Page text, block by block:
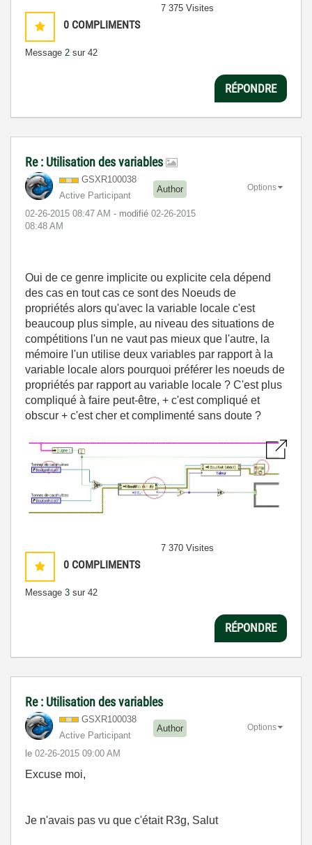
0 COMPLIMENTS
Message 2 sur 42
7 375 Visites
RÉPONDRE
Re : Utilisation des variables
GSXR100038
Active Participant
Author
‎02-26-2015 08:47 AM - modifié ‎02-26-2015
08:48 AM
Options
Oui de ce genre implicite ou explicite cela dépend
des cas en tout cas ce sont des Noeuds de
propriétés alors qu'avec la variable locale c'est
beaucoup plus simple, au niveau des situations de
compétitions l'un ne vaut pas mieux que l'autre, la
mémoire l'un utilise deux variables par rapport à la
variable locale alors pourquoi préférer les noeuds de
propriétés par rapport au variable locale ? C'est plus
compliqué à faire peut-être, + c'est compliqué et
obscur + c'est cher et complimenté sans doute ?
0 COMPLIMENTS
Message 3 sur 42
7 370 Visites
RÉPONDRE
Re : Utilisation des variables
GSXR100038
Active Participant
Author
le ‎02-26-2015 09:00 AM
Options
Excuse moi,
Je n'avais pas vu que c'était R3g, Salut